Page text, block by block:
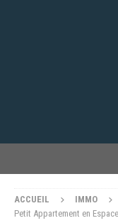
ACCUEIL IMMO
Petit Appartement en